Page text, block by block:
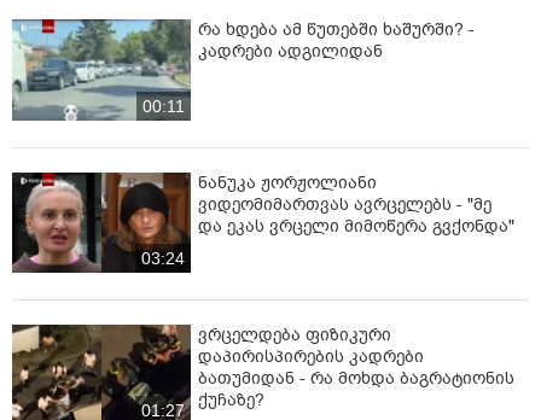
00:11
რა ხდება ამ წუთებში ხაშურში? -
კადრები ადგილიდან
03:24
ნანუკა ჟორჟოლიანი
ვიდეომიმართვას ავრცელებს - "მე
და ეკას ვრცელი მიმოწერა გვქონდა"
01:27
ვრცელდება ფიზიკური
დაპირისპირების კადრები
ბათუმიდან - რა მოხდა ბაგრატიონის
ქუჩაზე?